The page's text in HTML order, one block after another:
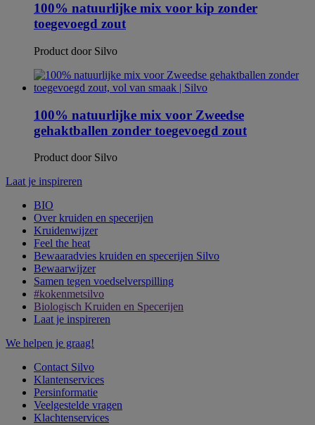
100% natuurlijke mix voor kip zonder
toegevoegd zout
Product door Silvo
100% natuurlijke mix voor Zweedse
gehaktballen zonder toegevoegd zout
Product door Silvo
Laat je inspireren
BIO
Over kruiden en specerijen
Kruidenwijzer
Feel the heat
Bewaaradvies kruiden en specerijen Silvo
Bewaarwijzer
Samen tegen voedselverspilling
#kokenmetsilvo
Biologisch Kruiden en Specerijen
Laat je inspireren
We helpen je graag!
Contact Silvo
Klantenservices
Persinformatie
Veelgestelde vragen
Klachtenservices